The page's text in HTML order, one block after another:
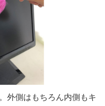
外側はもちろん内側もキ